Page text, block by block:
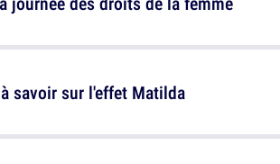
savoir sur l'effet Matilda